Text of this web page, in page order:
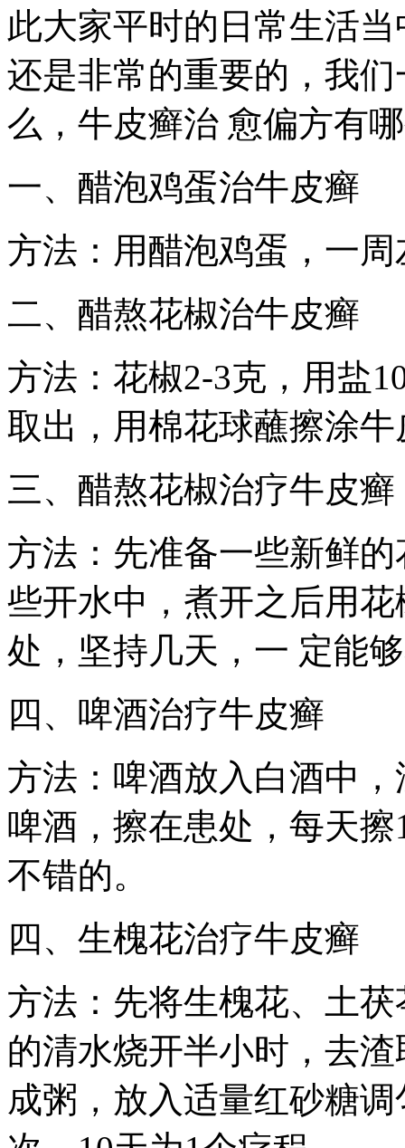
此大家平时的日常生活
还是非常的重要的，我
么，牛皮癣治 愈偏方有
一、醋泡鸡蛋治牛皮癣
方法：用醋泡鸡蛋，一
二、醋熬花椒治牛皮癣
方法：花椒2-3克，用盐
取出，用棉花球蘸擦涂
三、醋熬花椒治疗牛皮癣
方法：先准备一些新鲜
些开水中，煮开之后用
处，坚持几天，一 定能
四、啤酒治疗牛皮癣
方法：啤酒放入白酒中
啤酒，擦在患处，每天
不错的。
四、生槐花治疗牛皮癣
方法：先将生槐花、土
的清水烧开半小时，去
成粥，放入适量红砂糖